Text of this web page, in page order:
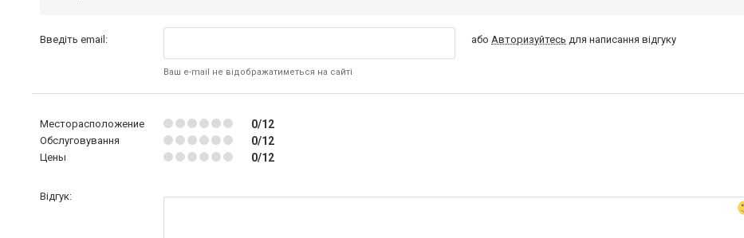
Введіть email:
Ваш e-mail не відображатиметься на сайті
абоАвторизуйтесь для написання відгуку
Месторасположение 0/12
Обслуговування 0/12
Цены 0/12
Відгук: